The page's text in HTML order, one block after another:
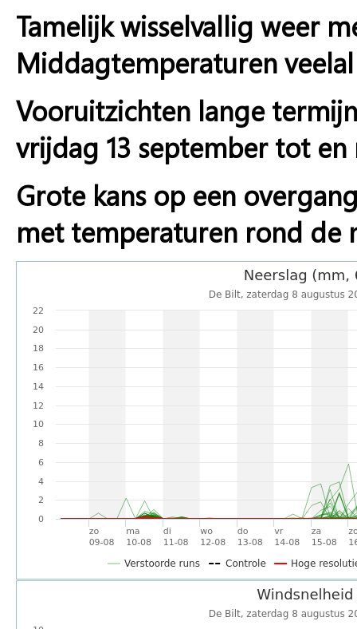
Tamelijk wisselvallig weer
Middagtemperaturen
Vooruitzichten lange termijn
vrijdag 13 september tot
Grote kans op een
met temperaturen rond de